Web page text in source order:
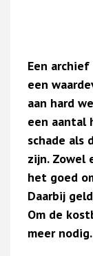
Een
een
aan hard
een aantal
schade als
zijn. Zowel
het goed
Daarbij
Om de
meer nodig.